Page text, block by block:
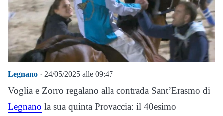
Legnano · 24/05/2025 alle 09:47
Voglia e Zorro regalano alla contrada Sant’Erasmo di
Legnano la sua quinta Provaccia: il 40esimo